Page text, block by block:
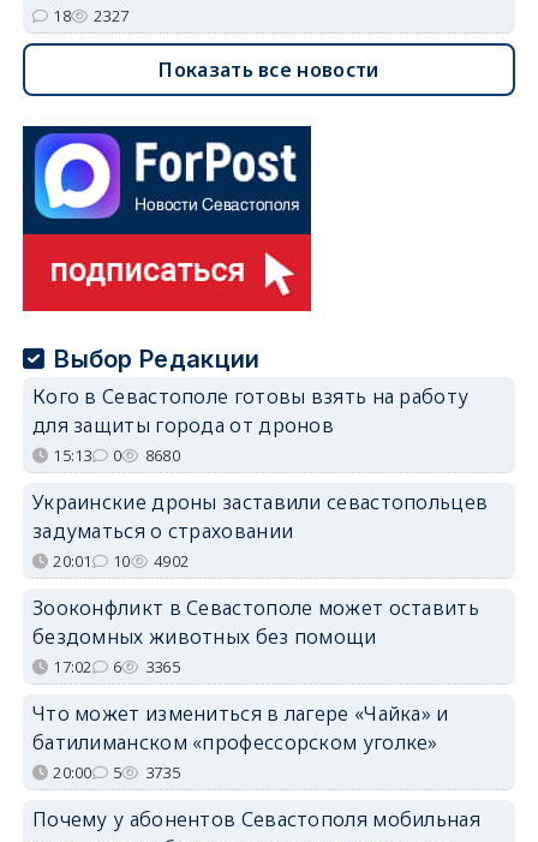
18 2327
Показать все новости
Выбор Редакции
Кого в Севастополе готовы взять на работу
для защиты города от дронов
15:13 0 8680
Украинские дроны заставили севастопольцев
задуматься о страховании
20:01 10 4902
Зооконфликт в Севастополе может оставить
бездомных животных без помощи
17:02 6 3365
Что может измениться в лагере «Чайка» и
батилиманском «профессорском уголке»
20:00 5 3735
Почему у абонентов Севастополя мобильная